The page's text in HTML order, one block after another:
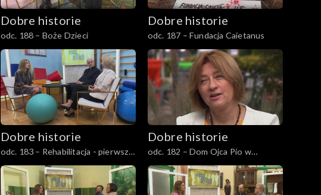
Dobre historie
odc. 188 – Boże Dzieci
Dobre historie
odc. 187 – Fundacja Caietanus
Dobre historie
odc. 183 – Rehabilitacja - pierwszy
krok ku samodzielności
Dobre historie
odc. 182 – Dom Ojca Pio w
Pszczynie